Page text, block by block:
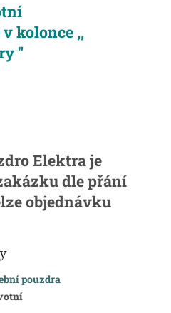
kolonce ,,
"
Elektra je
dle přání
objednávku
pouzdra